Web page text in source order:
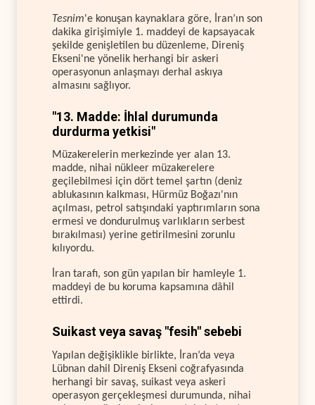
Tesnim'e konuşan kaynaklara göre, İran’ın son
dakika girişimiyle 1. maddeyi de kapsayacak
şekilde genişletilen bu düzenleme, Direniş
Ekseni'ne yönelik herhangi bir askeri
operasyonun anlaşmayı derhal askıya
almasını sağlıyor.
"13. Madde: İhlal durumunda
durdurma yetkisi"
Müzakerelerin merkezinde yer alan 13.
madde, nihai nükleer müzakerelere
geçilebilmesi için dört temel şartın (deniz
ablukasının kalkması, Hürmüz Boğazı'nın
açılması, petrol satışındaki yaptırımların sona
ermesi ve dondurulmuş varlıkların serbest
bırakılması) yerine getirilmesini zorunlu
kılıyordu.
İran tarafı, son gün yapılan bir hamleyle 1.
maddeyi de bu koruma kapsamına dâhil
ettirdi.
Suikast veya savaş "fesih" sebebi
Yapılan değişiklikle birlikte, İran’da veya
Lübnan dahil Direniş Ekseni coğrafyasında
herhangi bir savaş, suikast veya askeri
operasyon gerçekleşmesi durumunda, nihai